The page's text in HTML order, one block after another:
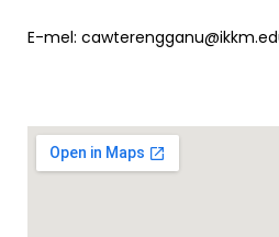
E-mel: